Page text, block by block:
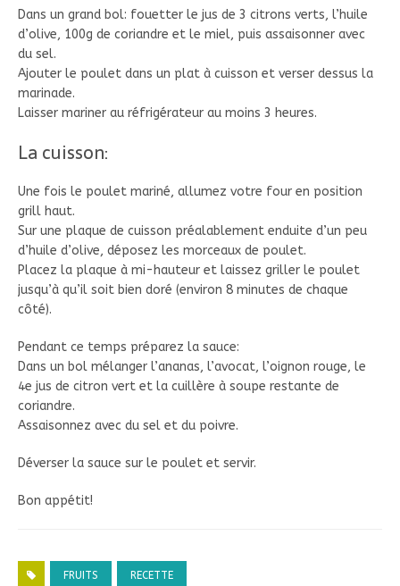
Dans un grand bol: fouetter le jus de 3 citrons verts, l’huile
d’olive, 100g de coriandre et le miel, puis assaisonner avec
du sel.
Ajouter le poulet dans un plat à cuisson et verser dessus la
marinade.
Laisser mariner au réfrigérateur au moins 3 heures.
La cuisson:
Une fois le poulet mariné, allumez votre four en position
grill haut.
Sur une plaque de cuisson préalablement enduite d’un peu
d’huile d’olive, déposez les morceaux de poulet.
Placez la plaque à mi-hauteur et laissez griller le poulet
jusqu’à qu’il soit bien doré (environ 8 minutes de chaque
côté).
Pendant ce temps préparez la sauce:
Dans un bol mélanger l’ananas, l’avocat, l’oignon rouge, le
4e jus de citron vert et la cuillère à soupe restante de
coriandre.
Assaisonnez avec du sel et du poivre.
Déverser la sauce sur le poulet et servir.
Bon appétit!
FRUITS RECETTE